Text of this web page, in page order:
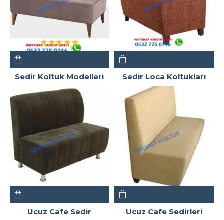
Sedir Koltuk Modelleri Sedir Loca Koltukları
Ucuz Cafe Sedir Ucuz Cafe Sedirleri